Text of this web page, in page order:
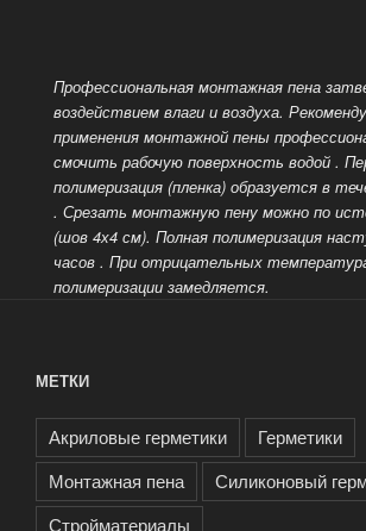
Профессиональная монтажная пена
воздействием влаги и воздуха.
применения монтажной пены
смочить рабочую поверхность водой .
полимеризация (пленка) образуется в
. Срезать монтажную пену можно по
(шов 4х4 см). Полная полимеризация
часов . При отрицательных
полимеризации замедляется.
МЕТКИ
Акриловые герметики
Герметики
Монтажная пена
Силиконовый
Стройматериалы